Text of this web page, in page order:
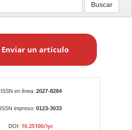
Buscar
Enviar un artículo
ISSN en línea: 2027-8284
ISSN impreso: 0123-3033
DOI: 10.25100/iyc